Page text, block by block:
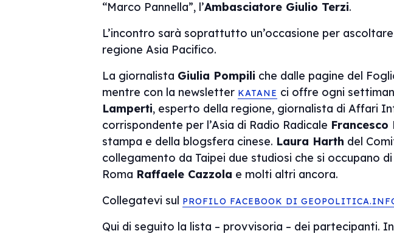
“Marco Pannella”, l’Ambasciatore Giulio Terzi.
L’incontro sarà soprattutto un’occasione per
regione Asia Pacifico.
La giornalista Giulia Pompili che dalle pagine del
mentre con la newsletter KATANE ci offre ogni
Lamperti, esperto della regione, giornalista di Affari
corrispondente per l’Asia di Radio Radicale Francesco
stampa e della blogsfera cinese. Laura Harth del
collegamento da Taipei due studiosi che si occupano di
Roma Raffaele Cazzola e molti altri ancora.
Collegatevi sul PROFILO FACEBOOK DI
Qui di seguito la lista – provvisoria – dei partecipanti.